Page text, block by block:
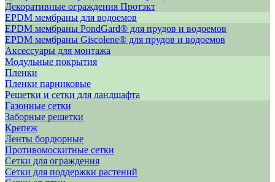
Декоративные ограждения Протэкт
ЕРDM мембраны для водоемов
EPDM мембраны PondGard® для прудов и водоемов
EPDM мембраны Giscolene® для прудов и водоемов
Аксессуары для монтажа
Модульные покрытия
Пленки
Пленки парниковые
Решетки и сетки для ландшафта
Газонные сетки
Заборные решетки
Крепеж
Ленты бордюрные
Противомоскитные сетки
Сетки для ограждения
Сетки для поддержки растений